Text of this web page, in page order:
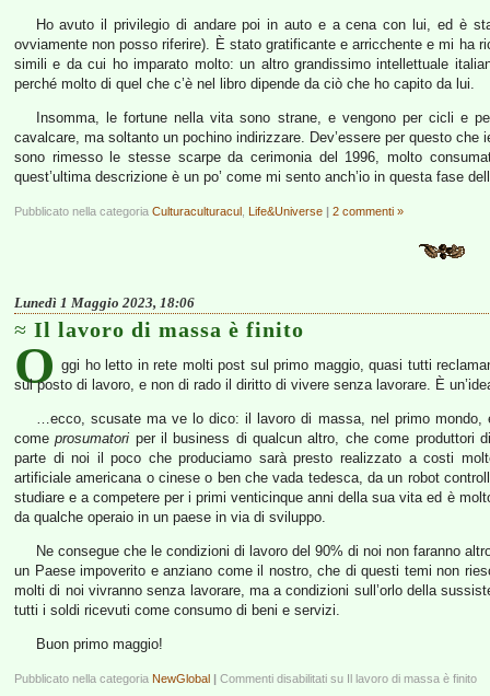
Ho avuto il privilegio di andare poi in auto e a cena con lui, ed è
ovviamente non posso riferire). È stato gratificante e arricchente e mi ha
simili e da cui ho imparato molto: un altro grandissimo intellettuale
perché molto di quel che c’è nel libro dipende da ciò che ho capito da lui.
Insomma, le fortune nella vita sono strane, e vengono per cicli e
cavalcare, ma soltanto un pochino indirizzare. Dev’essere per questo
sono rimesso le stesse scarpe da cerimonia del 1996, molto
quest’ultima descrizione è un po’ come mi sento anch’io in questa fase
Pubblicato nella categoria Culturaculturacul Life&Universe | 2 commenti »
Lunedì 1 Maggio 2023, 18:06
Il lavoro di massa è finito
O ggi ho letto in rete molti post sul primo maggio, quasi tutti
sul posto di lavoro, e non di rado il diritto di vivere senza lavorare. È
…ecco, scusate ma ve lo dico: il lavoro di massa, nel primo
comeprosumatori per il business di qualcun altro, che come produttori
parte di noi il poco che produciamo sarà presto realizzato a costi
artificiale americana o cinese o ben che vada tedesca, da un robot
studiare e a competere per i primi venticinque anni della sua vita ed è
da qualche operaio in un paese in via di sviluppo.
Ne consegue che le condizioni di lavoro del 90% di noi non faranno
un Paese impoverito e anziano come il nostro, che di questi temi non
molti di noi vivranno senza lavorare, ma a condizioni sull’orlo della
tutti i soldi ricevuti come consumo di beni e servizi.
Buon primo maggio!
Pubblicato nella categoria NewGlobal | Commenti disabilitati su Il lavoro di massa è finito